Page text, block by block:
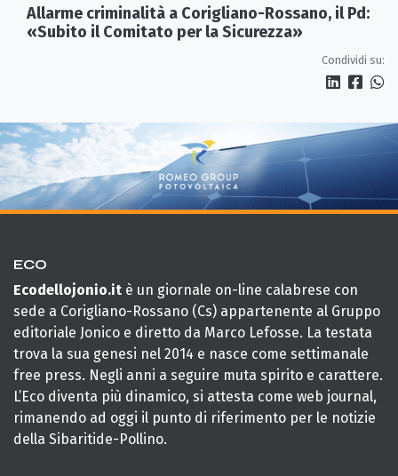
Allarme criminalità a Corigliano-Rossano, il Pd:
«Subito il Comitato per la Sicurezza»
Condividi su:
ECO
Ecodellojonio.it è un giornale on-line calabrese con
sede a Corigliano-Rossano (Cs) appartenente al Gruppo
editoriale Jonico e diretto da Marco Lefosse. La testata
trova la sua genesi nel 2014 e nasce come settimanale
free press. Negli anni a seguire muta spirito e carattere.
L’Eco diventa più dinamico, si attesta come web journal,
rimanendo ad oggi il punto di riferimento per le notizie
della Sibaritide-Pollino.